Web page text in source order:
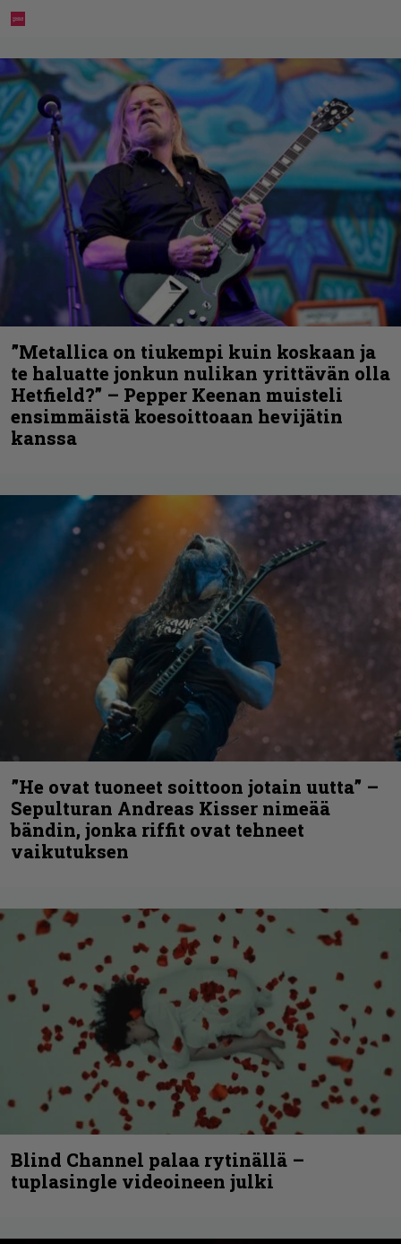
”Metallica on tiukempi kuin koskaan ja
te haluatte jonkun nulikan yrittävän olla
Hetfield?” – Pepper Keenan muisteli
ensimmäistä koesoittoaan hevijätin
kanssa
”He ovat tuoneet soittoon jotain uutta” –
Sepulturan Andreas Kisser nimeää
bändin, jonka riffit ovat tehneet
vaikutuksen
Blind Channel palaa rytinällä –
tuplasingle videoineen julki